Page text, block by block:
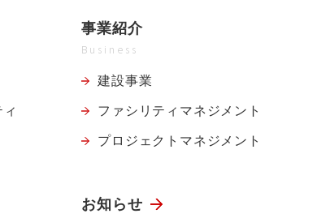
事業紹介
Business
建設事業
ファシリティ マネジメント
プロジェクト マネジメント
お知らせ